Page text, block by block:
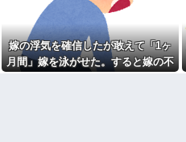
【画像】お前らこの超美人容
疑者が、整形か否か判定し
て！！→画像がこちらw w w w
w w w w w w
【衝撃】浅田真央ちゃんの婚
活条件がこちら←むしろコレは
嫁の浮気を確信したが敢えて「1ヶ
月間」嫁を泳がせた。すると嫁の不